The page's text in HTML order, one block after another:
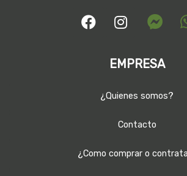
EMPRESA
¿Quienes somos?
Contacto
¿Como comprar o